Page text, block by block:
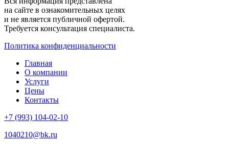
на сайте в ознакомительных целях
и не является публичной офертой.
Требуется консультация специалиста.
Политика конфиденциальности
Главная
О компании
Услуги
Цены
Контакты
+7 (993) 104-02-10
1040210@bk.ru